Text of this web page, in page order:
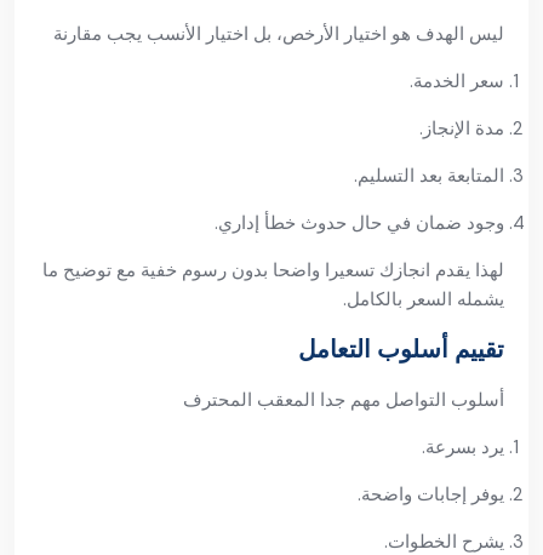
ليس الهدف هو اختيار الأرخص، بل اختيار الأنسب يجب مقارنة
سعر الخدمة.
مدة الإنجاز.
المتابعة بعد التسليم.
وجود ضمان في حال حدوث خطأ إداري.
لهذا يقدم انجازك تسعيرا واضحا بدون رسوم خفية مع توضيح ما
يشمله السعر بالكامل.
تقييم أسلوب التعامل
أسلوب التواصل مهم جدا المعقب المحترف
يرد بسرعة.
يوفر إجابات واضحة.
يشرح الخطوات.